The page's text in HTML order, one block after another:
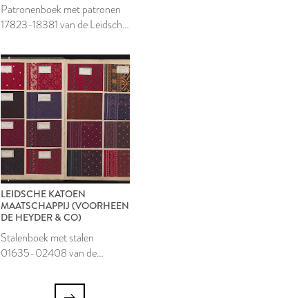
Patronenboek met patronen
17823-18381 van de Leidsche
LEIDSCHE KATOEN
MAATSCHAPPIJ (VOORHEEN
DE HEYDER & CO)
Stalenboek met stalen
01635-02408 van de
Maatschappij